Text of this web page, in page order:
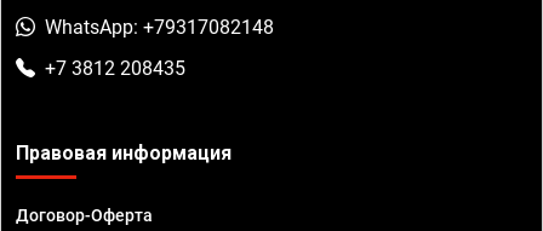
WhatsApp: +79317082148
+7 3812 208435
Правовая информация
Договор-Оферта